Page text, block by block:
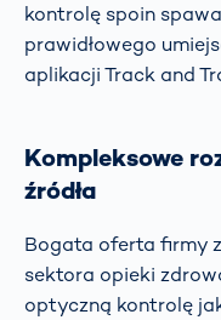
kontrolę spoin
prawidłowego
aplikacji Track and
Kompleksowe
źródła
Bogata oferta firmy
sektora opieki
optyczną kontrolę